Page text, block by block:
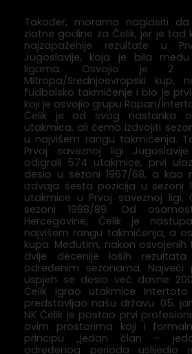
Također, moramo naglasiti
zlatne godine za Čelik, jer je tad
najzapaženije rezultate u
Jugoslavije, koja je bila
ligama. Osvojio je 2
Mitropa/Srednjoevropski kup,
fudbalsko takmičenje i bio je
koji je osvojio grupu Rapan/
Čelik je od svog nastanka
utakmica, ali ćemo izdvojiti
u najvišem rangu takmičenja.
Prvoj saveznoj ligi
odigrali 574 utakmice, prvi
desio u sezoni 1967/68, a kao
izdvaja šesta pozicija u sezoni
utakmice u Prvoj saveznoj ligi,
sezoni 1988/89. Od
Hercegovine, Čelik je
najvišem rangu takmičenja, a
kupa. Međutim, nakon osvojenih
dvije decenije loših
određenim sezonama. Najveći
uspjeh se desio već davne
Čelik igrao utakmice
predstavljao našu državu. 05.
NK Čelik je postao prvi
ovim prostorima koji i
principu „jedan član –
određenog perioda uslijedio